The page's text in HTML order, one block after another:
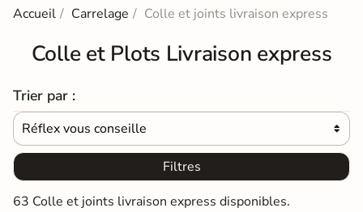
Accueil Carrelage Colle et joints livraison express
Colle et Plots Livraison express
Trier par :
Réflex vous conseille 
Filtres
63 Colle et joints livraison express disponibles.